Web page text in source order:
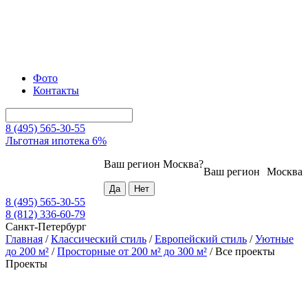
Фото
Контакты
8 (495) 565-30-55
Льготная ипотека 6%
Москва
Ваш регион
Ваш регион Москва?
8 (495) 565-30-55
8 (812) 336-60-79
Санкт-Петербург
Главная /Классический стиль /Европейский стиль /Уютные
до 200 м² /Просторные от 200 м² до 300 м² /Все проекты
Проекты